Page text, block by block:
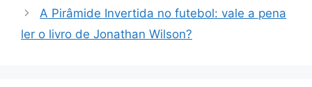
A Pirâmide Invertida no futebol: vale a pena
ler o livro de Jonathan Wilson?